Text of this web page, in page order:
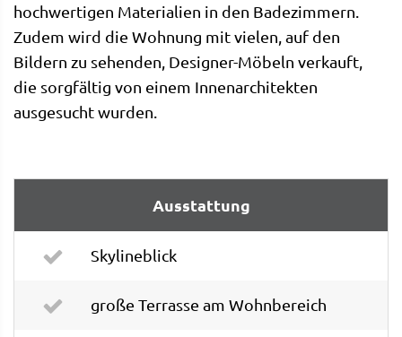
hochwertigen Materialien in den Badezimmern.
Zudem wird die Wohnung mit vielen, auf den
Bildern zu sehenden, Designer-Möbeln verkauft,
die sorgfältig von einem Innenarchitekten
ausgesucht wurden.
Ausstattung
Skylineblick
große Terrasse am Wohnbereich